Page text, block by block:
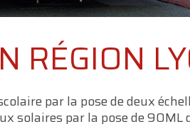
RÉGION
par la pose de deux
solaires par la pose de 90ML